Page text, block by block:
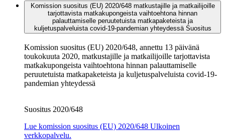
Komission suositus (EU) 2020/648 matkustajille ja matkailijoille
tarjottavista matkakupongeista vaihtoehtona hinnan
palauttamiselle peruutetuista matkapaketeista ja
kuljetuspalveluista covid-19-pandemian yhteydessä Suositus
Komission suositus (EU) 2020/648, annettu 13 päivänä
toukokuuta 2020, matkustajille ja matkailijoille tarjottavista
matkakupongeista vaihtoehtona hinnan palauttamiselle
peruutetuista matkapaketeista ja kuljetuspalveluista covid-19-
pandemian yhteydessä
Suositus 2020/648
Lue komission suositus (EU) 2020/648 Ulkoinen
verkkopalvelu.